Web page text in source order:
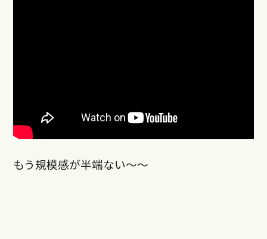
もう規模感が半端ない〜〜